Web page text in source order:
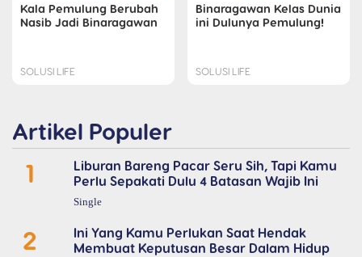
Kala Pemulung Berubah
Nasib Jadi Binaragawan
SOLUSI LIFE
Binaragawan Kelas Dunia
ini Dulunya Pemulung!
SOLUSI LIFE
Artikel Populer
1
Liburan Bareng Pacar Seru Sih, Tapi Kamu
Perlu Sepakati Dulu 4 Batasan Wajib Ini
Single
2
Ini Yang Kamu Perlukan Saat Hendak
Membuat Keputusan Besar Dalam Hidup